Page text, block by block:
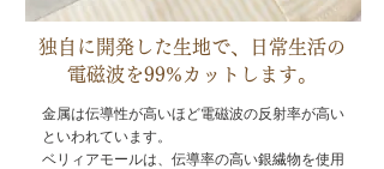
独自に開発した生地で、日常生活の
電磁波を99%カットします。
金属は伝導性が高いほど電磁波の反射率が高い
といわれています。
ベリィアモールは、伝導率の高い銀繊物を使用